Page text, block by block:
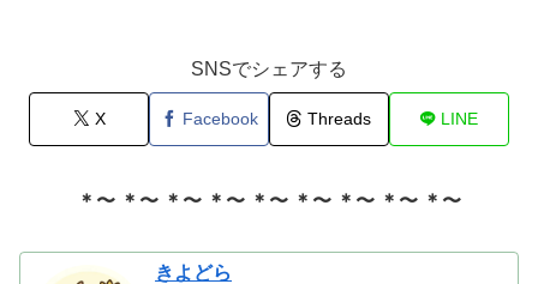
SNSでシェアする
X Facebook Threads LINE
＊〜 ＊〜 ＊〜 ＊〜 ＊〜 ＊〜 ＊〜 ＊〜 ＊〜
きよどら